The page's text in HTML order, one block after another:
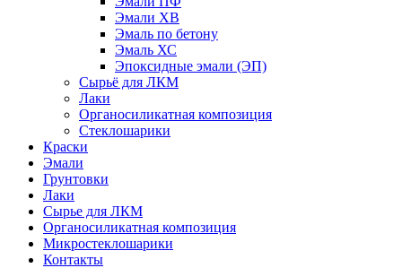
Эмали ХВ
Эмаль по бетону
Эмаль ХС
Эпоксидные эмали (ЭП)
Сырьё для ЛКМ
Лаки
Органосиликатная композиция
Стеклошарики
Краски
Эмали
Грунтовки
Лаки
Сырье для ЛКМ
Органосиликатная композиция
Микростеклошарики
Контакты